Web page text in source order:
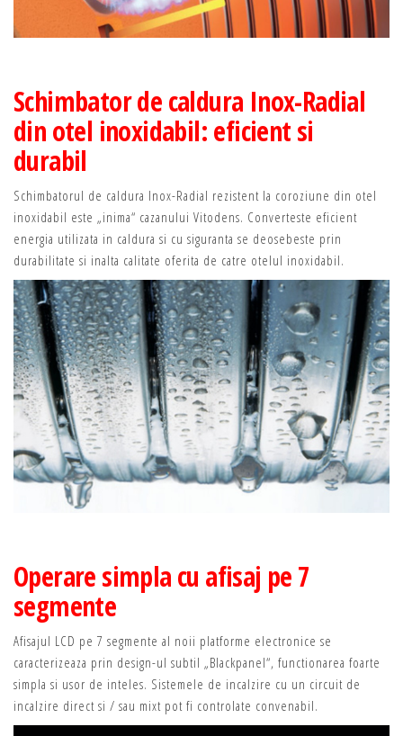
Schimbator de caldura Inox-Radial
din otel inoxidabil: eficient si
durabil
Schimbatorul de caldura Inox-Radial rezistent la coroziune din otel
inoxidabil este „inima“ cazanului Vitodens. Converteste eficient
energia utilizata in caldura si cu siguranta se deosebeste prin
durabilitate si inalta calitate oferita de catre otelul inoxidabil.
Operare simpla cu afisaj pe 7
segmente
Afisajul LCD pe 7 segmente al noii platforme electronice se
caracterizeaza prin design-ul subtil „Blackpanel“, functionarea foarte
simpla si usor de inteles. Sistemele de incalzire cu un circuit de
incalzire direct si / sau mixt pot fi controlate convenabil.